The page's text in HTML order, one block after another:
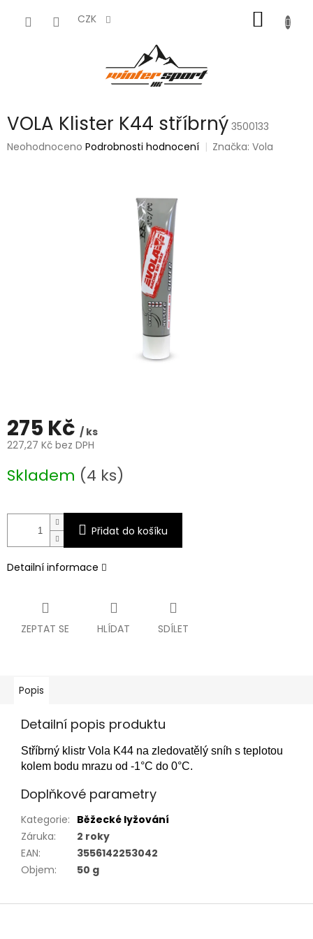
CZK
KOŠÍK
VOLA Klister K44 stříbrný 3500133
Průměrné
Neohodnoceno Podrobnosti hodnocení Značka:Vola
275 Kč / ks
227,27 Kč bez DPH
cena:
Skladem (4 ks)
Přidat do košíku
Detailní informace
ZEPTAT SE HLÍDAT SDÍLET
Popis
Detailní popis produktu
Stříbrný klistr Vola K44 na zledovatělý sníh s teplotou
kolem bodu mrazu od -1°C do 0°C.
Doplňkové parametry
Kategorie: Běžecké lyžování
Záruka:
2 roky
EAN:
3556142253042
Objem: 50 g
Z